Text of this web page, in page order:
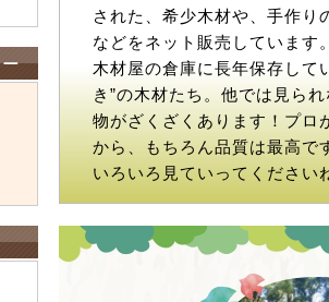
された、希少木材や、手作り
などをネット販売しています
木材屋の倉庫に長年保存して
き”の木材たち。他では見ら
物がざくざくあります！プロ
から、もちろん品質は最高で
いろいろ見ていってください